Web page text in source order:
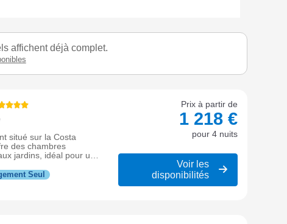
affichent déjà complet.
situé sur la Costa
des chambres
jardins, idéal pour un
Seul
Prix à partir de
1 218 €
pour 4 nuits
Voir les
disponibilités